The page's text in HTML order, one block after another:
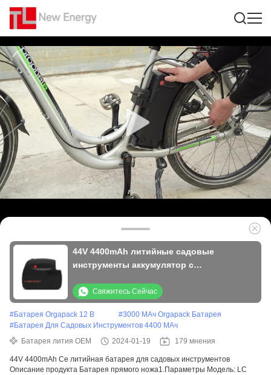
44V 4400mAh литийные садовые
инструменты аккумулятор с
Свяжитесь Сейчас
#Батарея Orgapack 12 В #3000 МАч Orgapack Батарея
#Батарея Для Садовых Инструментов 4400 МАч
Батарея лития OEM
2024-01-19 179 мнения
44V 4400mAh Ce литийная батарея для садовых инструментов
Описание продукта Батарея прямого ножа1.Параметры Модель: LC